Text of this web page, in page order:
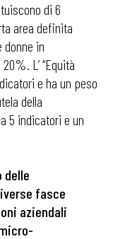
di 6
area definita
donne in
L’ “Equità
e ha un peso
della
5 indicatori e un
delle
fasce
aziendali